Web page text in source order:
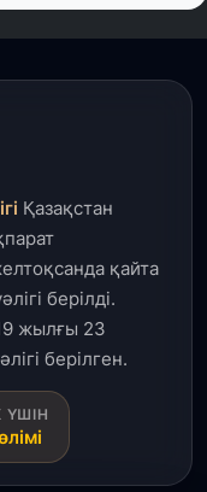
Қазақстан
қайта
берілді.
жылғы 23
берілген.
ҮШІН